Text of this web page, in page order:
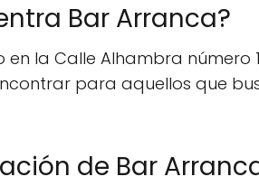
Bar Arranca?
la Calle Alhambra número
para aquellos que
de Bar